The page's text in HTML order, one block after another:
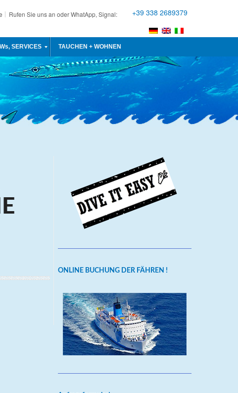
+39 338 2689379
Rufen Sie uns an oder WhatApp, Signal:
SERVICES TAUCHEN + WOHNEN
ONLINE BUCHUNG DER FÄHREN !